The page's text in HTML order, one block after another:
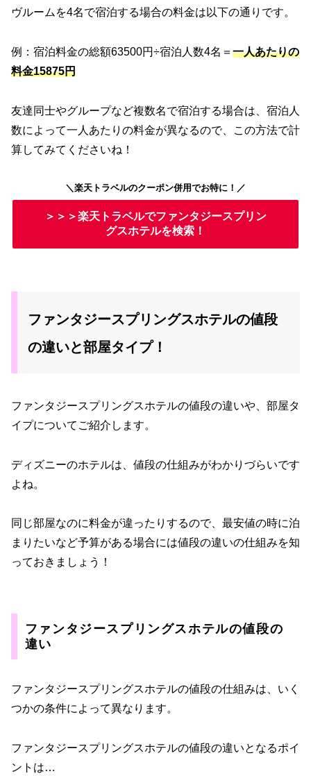
ヴルームを4名で宿泊する場合の料金は以下の通りです。
例：宿泊料金の総額63500円÷宿泊人数4名＝ 一人あたりの
料金15875円
友達同士やグループなど複数名で宿泊する場合は、宿泊人
数によって一人あたりの料金が異なるので、この方法で計
算してみてくださいね！
＼楽天トラベルのクーポン併用でお特に！／
＞＞＞楽天トラベルでファンタジースプリン
グスホテルを検索！
ファンタジースプリングスホテルの値段
の違いと部屋タイプ！
ファンタジースプリングスホテルの値段の違いや、部屋タ
イプについてご紹介します。
ディズニーのホテルは、値段の仕組みがわかりづらいです
よね。
同じ部屋なのに料金が違ったりするので、最安値の時に泊
まりたいなど予算がある場合には値段の違いの仕組みを知
っておきましょう！
ファンタジースプリングスホテルの値段の
違い
ファンタジースプリングスホテルの値段の仕組みは、いく
つかの条件によって異なります。
ファンタジースプリングスホテルの値段の違いとなるポイ
ントは…